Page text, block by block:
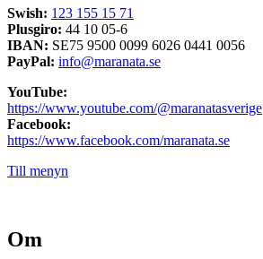
Swish: 123 155 15 71
Plusgiro: 44 10 05-6
IBAN: SE75 9500 0099 6026 0441 0056
PayPal: info@maranata.se
YouTube:
https://www.youtube.com/@maranatasverige
Facebook:
https://www.facebook.com/maranata.se
Till menyn
Om